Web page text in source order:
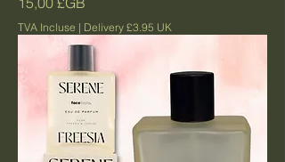
TVA Incluse | Delivery £3.95 UK